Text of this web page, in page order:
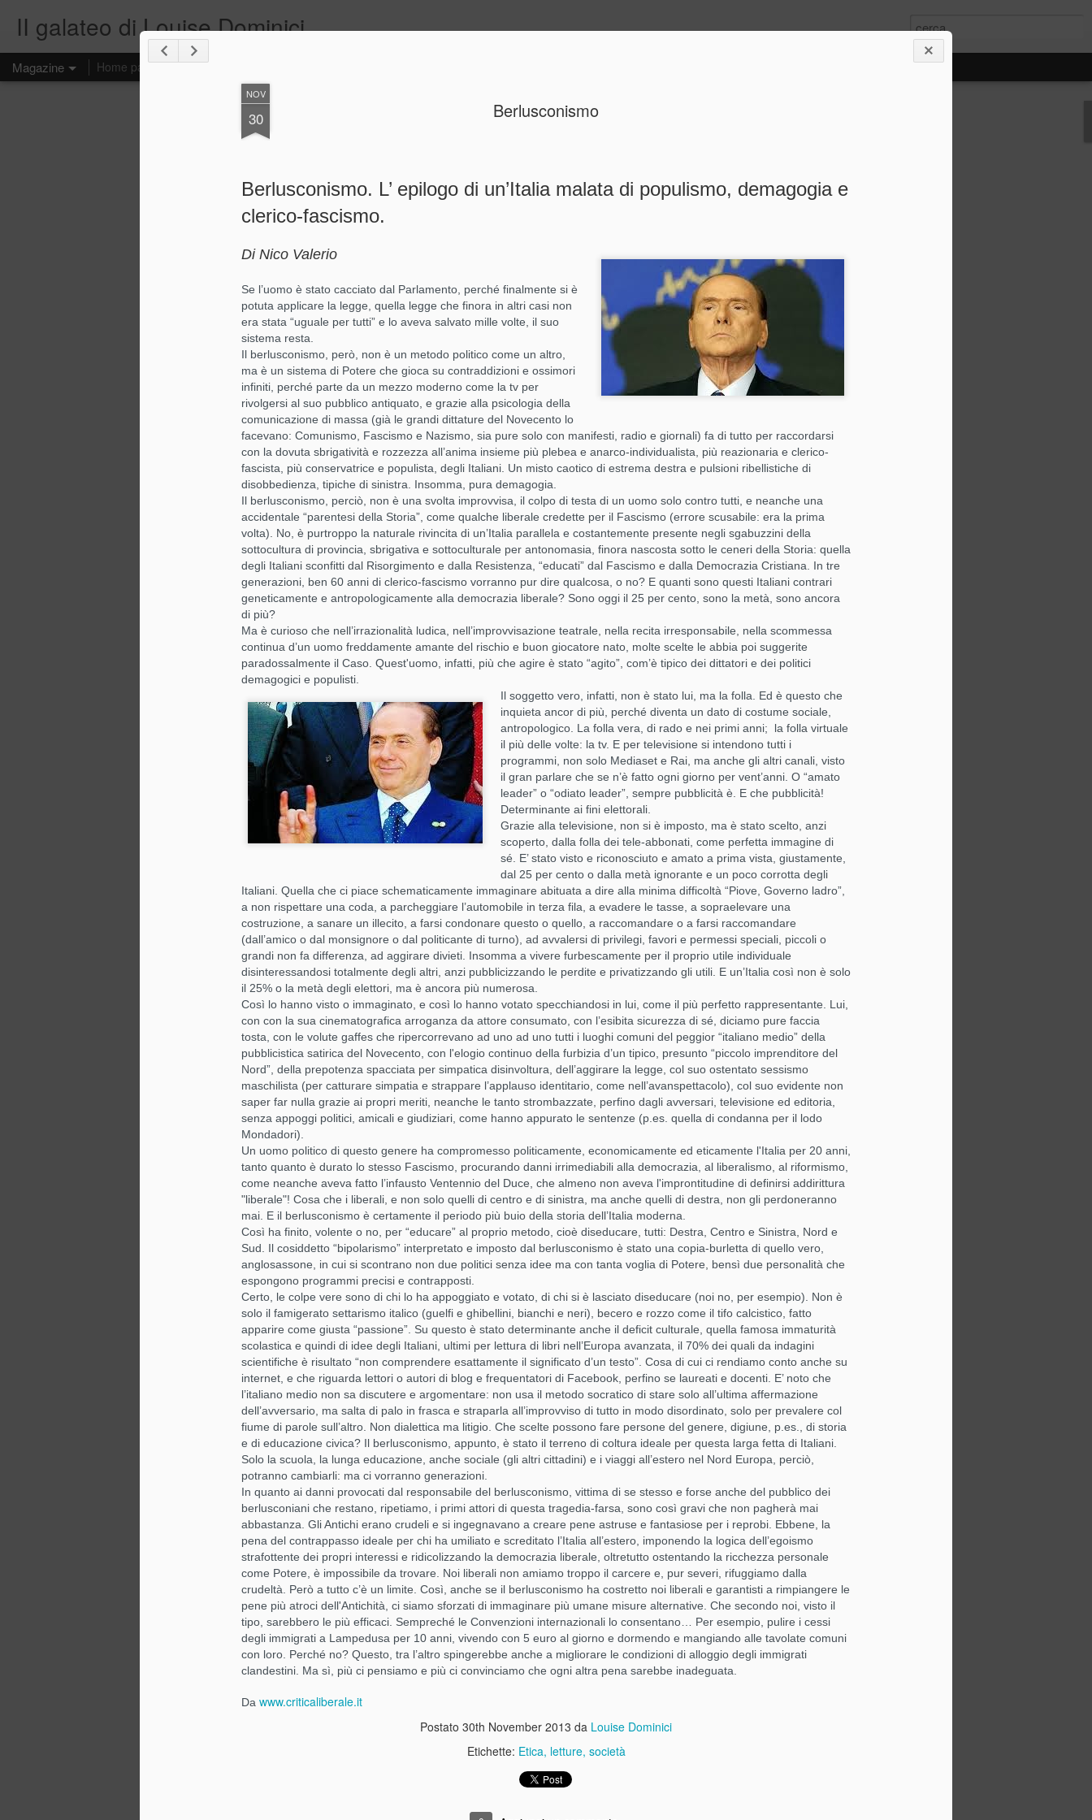
NOV
30 Berlusconismo
Berlusconismo. L’ epilogo di un’Italia malata di populismo, demagogia e
clerico-fascismo.
Di Nico Valerio
Se l’uomo è stato cacciato dal Parlamento, perché finalmente si è
potuta applicare la legge, quella legge che finora in altri casi non
era stata “uguale per tutti” e lo aveva salvato mille volte, il suo
sistema resta.
Il berlusconismo, però, non è un metodo politico come un altro,
ma è un sistema di Potere che gioca su contraddizioni e ossimori
infiniti, perché parte da un mezzo moderno come la tv per
rivolgersi al suo pubblico antiquato, e grazie alla psicologia della
comunicazione di massa (già le grandi dittature del Novecento lo
facevano: Comunismo, Fascismo e Nazismo, sia pure solo con manifesti, radio e giornali) fa di tutto per raccordarsi
con la dovuta sbrigatività e rozzezza all’anima insieme più plebea e anarco-individualista, più reazionaria e clerico-
fascista, più conservatrice e populista, degli Italiani. Un misto caotico di estrema destra e pulsioni ribellistiche di
disobbedienza, tipiche di sinistra. Insomma, pura demagogia.
Il berlusconismo, perciò, non è una svolta improvvisa, il colpo di testa di un uomo solo contro tutti, e neanche una
accidentale “parentesi della Storia”, come qualche liberale credette per il Fascismo (errore scusabile: era la prima
volta). No, è purtroppo la naturale rivincita di un’Italia parallela e costantemente presente negli sgabuzzini della
sottocultura di provincia, sbrigativa e sottoculturale per antonomasia, finora nascosta sotto le ceneri della Storia: quella
degli Italiani sconfitti dal Risorgimento e dalla Resistenza, “educati” dal Fascismo e dalla Democrazia Cristiana. In tre
generazioni, ben 60 anni di clerico-fascismo vorranno pur dire qualcosa, o no? E quanti sono questi Italiani contrari
geneticamente e antropologicamente alla democrazia liberale? Sono oggi il 25 per cento, sono la metà, sono ancora
di più?
Ma è curioso che nell’irrazionalità ludica, nell’improvvisazione teatrale, nella recita irresponsabile, nella scommessa
continua d’un uomo freddamente amante del rischio e buon giocatore nato, molte scelte le abbia poi suggerite
paradossalmente il Caso. Quest'uomo, infatti, più che agire è stato “agito”, com’è tipico dei dittatori e dei politici
demagogici e populisti.
Il soggetto vero, infatti, non è stato lui, ma la folla. Ed è questo che
inquieta ancor di più, perché diventa un dato di costume sociale,
antropologico. La folla vera, di rado e nei primi anni; la folla virtuale
il più delle volte: la tv. E per televisione si intendono tutti i
programmi, non solo Mediaset e Rai, ma anche gli altri canali, visto
il gran parlare che se n’è fatto ogni giorno per vent’anni. O “amato
leader” o “odiato leader”, sempre pubblicità è. E che pubblicità!
Determinante ai fini elettorali.
Grazie alla televisione, non si è imposto, ma è stato scelto, anzi
scoperto, dalla folla dei tele-abbonati, come perfetta immagine di
sé. E’ stato visto e riconosciuto e amato a prima vista, giustamente,
dal 25 per cento o dalla metà ignorante e un poco corrotta degli
Italiani. Quella che ci piace schematicamente immaginare abituata a dire alla minima difficoltà “Piove, Governo ladro”,
a non rispettare una coda, a parcheggiare l’automobile in terza fila, a evadere le tasse, a sopraelevare una
costruzione, a sanare un illecito, a farsi condonare questo o quello, a raccomandare o a farsi raccomandare
(dall’amico o dal monsignore o dal politicante di turno), ad avvalersi di privilegi, favori e permessi speciali, piccoli o
grandi non fa differenza, ad aggirare divieti. Insomma a vivere furbescamente per il proprio utile individuale
disinteressandosi totalmente degli altri, anzi pubblicizzando le perdite e privatizzando gli utili. E un’Italia così non è solo
il 25% o la metà degli elettori, ma è ancora più numerosa.
Così lo hanno visto o immaginato, e così lo hanno votato specchiandosi in lui, come il più perfetto rappresentante. Lui,
con con la sua cinematografica arroganza da attore consumato, con l’esibita sicurezza di sé, diciamo pure faccia
tosta, con le volute gaffes che ripercorrevano ad uno ad uno tutti i luoghi comuni del peggior “italiano medio” della
pubblicistica satirica del Novecento, con l'elogio continuo della furbizia d’un tipico, presunto “piccolo imprenditore del
Nord”, della prepotenza spacciata per simpatica disinvoltura, dell’aggirare la legge, col suo ostentato sessismo
maschilista (per catturare simpatia e strappare l’applauso identitario, come nell’avanspettacolo), col suo evidente non
saper far nulla grazie ai propri meriti, neanche le tanto strombazzate, perfino dagli avversari, televisione ed editoria,
senza appoggi politici, amicali e giudiziari, come hanno appurato le sentenze (p.es. quella di condanna per il lodo
Mondadori).
Un uomo politico di questo genere ha compromesso politicamente, economicamente ed eticamente l'Italia per 20 anni,
tanto quanto è durato lo stesso Fascismo, procurando danni irrimediabili alla democrazia, al liberalismo, al riformismo,
come neanche aveva fatto l’infausto Ventennio del Duce, che almeno non aveva l'improntitudine di definirsi addirittura
"liberale"! Cosa che i liberali, e non solo quelli di centro e di sinistra, ma anche quelli di destra, non gli perdoneranno
mai. E il berlusconismo è certamente il periodo più buio della storia dell’Italia moderna.
Così ha finito, volente o no, per “educare” al proprio metodo, cioè diseducare, tutti: Destra, Centro e Sinistra, Nord e
Sud. Il cosiddetto “bipolarismo” interpretato e imposto dal berlusconismo è stato una copia-burletta di quello vero,
anglosassone, in cui si scontrano non due politici senza idee ma con tanta voglia di Potere, bensì due personalità che
espongono programmi precisi e contrapposti.
Certo, le colpe vere sono di chi lo ha appoggiato e votato, di chi si è lasciato diseducare (noi no, per esempio). Non è
solo il famigerato settarismo italico (guelfi e ghibellini, bianchi e neri), becero e rozzo come il tifo calcistico, fatto
apparire come giusta “passione”. Su questo è stato determinante anche il deficit culturale, quella famosa immaturità
scolastica e quindi di idee degli Italiani, ultimi per lettura di libri nell’Europa avanzata, il 70% dei quali da indagini
scientifiche è risultato “non comprendere esattamente il significato d’un testo”. Cosa di cui ci rendiamo conto anche su
internet, e che riguarda lettori o autori di blog e frequentatori di Facebook, perfino se laureati e docenti. E’ noto che
l’italiano medio non sa discutere e argomentare: non usa il metodo socratico di stare solo all’ultima affermazione
dell’avversario, ma salta di palo in frasca e straparla all’improvviso di tutto in modo disordinato, solo per prevalere col
fiume di parole sull’altro. Non dialettica ma litigio. Che scelte possono fare persone del genere, digiune, p.es., di storia
e di educazione civica? Il berlusconismo, appunto, è stato il terreno di coltura ideale per questa larga fetta di Italiani.
Solo la scuola, la lunga educazione, anche sociale (gli altri cittadini) e i viaggi all’estero nel Nord Europa, perciò,
potranno cambiarli: ma ci vorranno generazioni.
In quanto ai danni provocati dal responsabile del berlusconismo, vittima di se stesso e forse anche del pubblico dei
berlusconiani che restano, ripetiamo, i primi attori di questa tragedia-farsa, sono così gravi che non pagherà mai
abbastanza. Gli Antichi erano crudeli e si ingegnavano a creare pene astruse e fantasiose per i reprobi. Ebbene, la
pena del contrappasso ideale per chi ha umiliato e screditato l’Italia all’estero, imponendo la logica dell’egoismo
strafottente dei propri interessi e ridicolizzando la democrazia liberale, oltretutto ostentando la ricchezza personale
come Potere, è impossibile da trovare. Noi liberali non amiamo troppo il carcere e, pur severi, rifuggiamo dalla
crudeltà. Però a tutto c’è un limite. Così, anche se il berlusconismo ha costretto noi liberali e garantisti a rimpiangere le
pene più atroci dell'Antichità, ci siamo sforzati di immaginare più umane misure alternative. Che secondo noi, visto il
tipo, sarebbero le più efficaci. Sempreché le Convenzioni internazionali lo consentano… Per esempio, pulire i cessi
degli immigrati a Lampedusa per 10 anni, vivendo con 5 euro al giorno e dormendo e mangiando alle tavolate comuni
con loro. Perché no? Questo, tra l’altro spingerebbe anche a migliorare le condizioni di alloggio degli immigrati
clandestini. Ma sì, più ci pensiamo e più ci convinciamo che ogni altra pena sarebbe inadeguata.
Da www.criticaliberale.it
Postato 30th November 2013 da Louise Dominici
Etichette: Etica letture società
II galateo di Louise Dominici
Magazine Home page
coltello e cucchiaio
Ci sono battaglie perse in partenza e altre che, ostinatamente, vale
Una di queste è l’uso corretto delle posate.
Non per snobismo, non per rigidità, ma per una forma minima – e
sempre più rara – di educazione dello sguardo, del gesto, del
tempo.
Perché come si mangia dice molto più di che cosa si mangia.
Partiamo da una verità semplice, quasi elementare:
👉 se basta la forchetta, si usa la forchetta.
Aggiungere il coltello “per sicurezza” non è prudenza, è un eccesso
di zelo che tradisce ansia, non eleganza. Le posate non vanno
usate tutte insieme solo perché sono lì. Vanno scelte.
E qui veniamo al primo grande equivoco contemporaneo: il
cucchiaio con la pasta.
No.
Il cappello: una
C’è stato un tempo, non così
lontano, in cui uscire senza
cappello era quasi come uscire
senza scarpe. Il cappello non era
un semplice accessorio: era
status, educazione, appartenenza
sociale, talvolta persino carattere.
E, naturalmente, era anche una
questione di galateo. Oggi lo
indossiamo per moda, per ripararci
dal freddo o dal sole, o
semplicemente per gusto
DEC
25
Tovaglioli: di stoffa, di
Abbey ho preso una decisione
drastica e irrevocabile: basta con
le buone maniere a intermittenza.
Se le posate d’argento stanno
chiuse in un cassetto per 361
giorni all’anno in attesa di una
ricorrenza solenne, allora tanto
vale venderle o farne un’opera
concettuale. Io ho scelto la terza
via: usarle. Tutti i giorni.
JUL
15
Vestirsi per
rappresentare. Il
linguaggio
dell’abbigliamento
nelle istituzioni, dal
Parlamento al
consiglio comunale
Può un vestito parlare? Sì,
eccome. A volte sussurra
autorevolezza. Altre volte urla
superficialità. E nelle istituzioni –
che siano le austere aule
parlamentari o le più modeste sale
dei consigli comunali –
l’abbigliamento non è mai solo
questione di gusto: è una
dichiarazione di intenti. Non si
tratta di uniformarsi, né di
grigio. Ma quando si entra in uno
spazio dove si rappresentano altri,
l’abito smette di essere solo
personale. Diventa anche
istituzionale.
JUL
14
Il ritorno di Louise.
Eleganza senza
nostalgia, ironia senza
tempo
/>
Due anni dopo, il mondo è
cambiato. Ma il buongusto resta
una faccenda delicata.
C’è chi torna con un post su
Instagram, chi con un reel su
TikTok, chi con una newsletter dai
toni entusiasti. E poi c’è Louise.
Che torna in punta di piedi.
Con un guanto bianco e un sorriso
sottile.
Perché, diciamocelo, anche l’arte
del ritorno ha un suo galateo.
Due anni non sono pochi. In due
armadi, abitudini. Ma c’è una cosa
che non cambia mai: il bisogno di
eleganza.
MAY
25
Oggi si parla di bicchieri.
Cari lettori, desidero sinceramente scusarmi per la mia lunga
assenza. Mi rendo conto che sono stata assente per un periodo di
tempo prolungato, e ciò ha causato un'interruzione nelle nostre
interazioni e nella comunicazione che avevo avuto il piacere di stabilire.
Mi assumo piena responsabilità per questa mancanza e mi scuso
sinceramente per la delusione che potrei aver causato.
FEB
22
Una Chiesa povera
E' la richiesta del Movimento "Noi siamo chiesa" Su religione e
politica è sempre meglio non conversare, a meno che – come si
suol dire – non apparteniate alla stessa banda. Ciò in quanto ci sarà
sempre qualcuno che la pensa diversamente dalla maggioranza, con il
rischio di creare momenti di tensione che potrebbero compromettere il
positivo esito della serata che avete organizzato. Insomma, meglio
parlare di cinema, come abbiamo già scritto in altro post. Se, poi, siete
in periodo di Olimpiade o qualche campionato di calcio e non disdegnate
l’argomento, è lecito anche qualche commento a proposito. A volte,
tuttavia, qualche deroga alla regola primaria ci può stare. Ed è quando
avete appreso una notizia che, con ogni buona probabilità, in pochi
conoscono. E’ consentito, quindi, trattare anche argomenti più “sensibili”
facendo in modo, tuttavia, che se si dovesse accendere un dibattito a
proposito, sarà cura del padrone di casa, fare da moderatore al di sopra
delle parti. Una questione che, in questi tempi di vacche magre, è di
estremo interesse e quindi dovrebbe essere conosciuta ai più, credenti
o non credenti, è l’attività che il movimento “Noi siamo chiesa” sta
portando avanti e che l’attuale pontificato rende più suggestivo in
termini di speranza circa il raggiungimento degli obiettivi.
NOV Berlusconismo
Berlusconismo. L’ epilogo di un’Italia malata di populismo,
demagogia e clerico-fascismo.
Di Nico Valerio
Se l’uomo è stato cacciato dal Parlamento, perché finalmente si è
potuta applicare la legge, quella legge che finora in altri casi non era
stata “uguale per tutti” e lo aveva salvato mille volte, il suo sistema
resta.
NOV
5
Le teorie del complotto: HAARP
Ai confini della realtà: tra cospirazioni, alieni e x files in genere
Non è questione di essere creduloni o meno. Ciò in quanto se ci
mettiamo di mezzo la ragione, invece dell'emotività, la vita di ciascuno
di noi sarebbe stata diversa.
Eppure, personalmente, le cospirazioni mi affascinano.
Argomento di conversazione in una cena tra amici? Lo sconsiglio
OCT
COME SI SERVE IL VINO